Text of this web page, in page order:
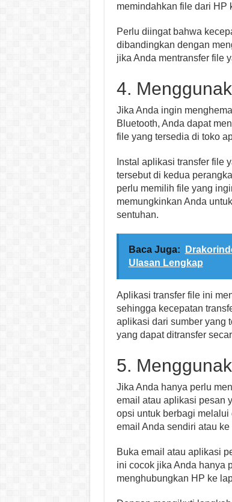
memindahkan file dari HP
Perlu diingat bahwa
dibandingkan dengan
jika Anda mentransfer file
4.
Jika Anda ingin
Bluetooth, Anda dapat
file yang tersedia di toko
Instal aplikasi transfer file
tersebut di kedua
perlu memilih file yang
memungkinkan Anda
sentuhan.
Baca Juga:
Ulasan Lengkap
Aplikasi transfer file ini
sehingga kecepatan
aplikasi dari sumber yang
yang dapat ditransfer
5.
Jika Anda hanya perlu
email atau aplikasi pesan
opsi untuk berbagi
email Anda sendiri atau
Buka email atau aplikasi
ini cocok jika Anda hanya
menghubungkan HP ke